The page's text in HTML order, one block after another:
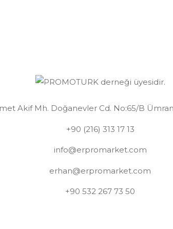
Akif Mh. Doğanevler Cd. No:65/B
+90 (216) 313 17 13
info@erpromarket.com
erhan@erpromarket.com
+90 532 267 73 50